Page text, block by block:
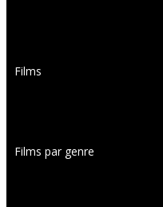
Films
Films par genre